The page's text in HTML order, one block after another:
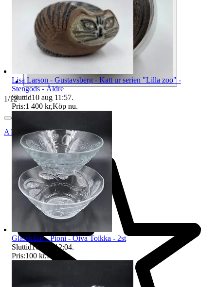
1/12
ANTIQUS_BÅLSTA_AB
Lisa Larson - Gustavsberg - Katt ur serien "Lilla zoo" -
Stengods - Äldre
Sluttid10 aug 11:57.
Pris:1 400 kr,Köp nu.
Glasskålar - Pioni - Oiva Toikka - 2st
Sluttid10 aug 12:04.
Pris:100 kr,Köp nu.